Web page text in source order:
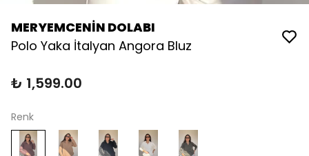
MERYEMCENİN DOLABI
Polo Yaka İtalyan Angora Bluz
₺ 1,599.00
Renk